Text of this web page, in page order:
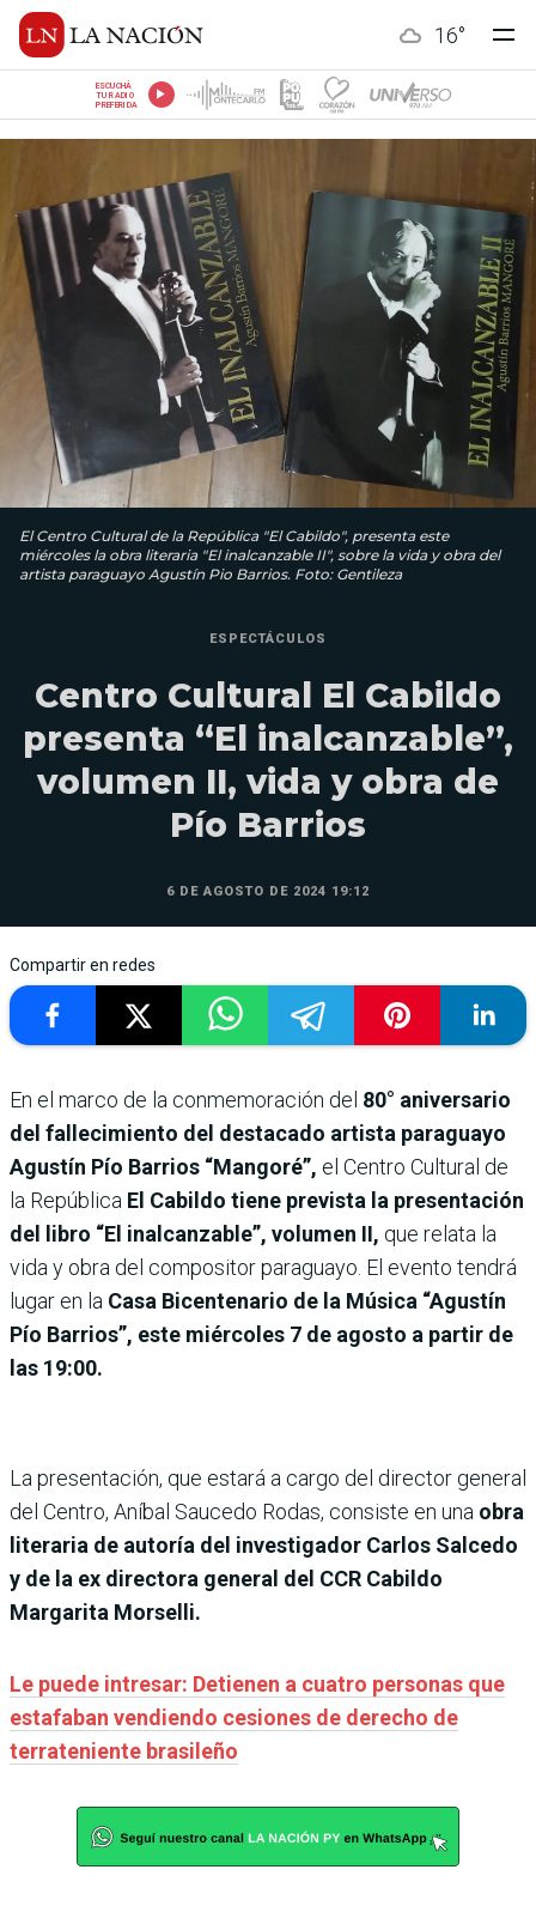
16°
ESCUCHÁ
TU RADIO
PREFERIDA
El Centro Cultural de la República "El Cabildo", presenta este
miércoles la obra literaria "El inalcanzable II", sobre la vida y obra del
artista paraguayo Agustín Pio Barrios. Foto: Gentileza
ESPECTÁCULOS
Centro Cultural El Cabildo
presenta “El inalcanzable”,
volumen II, vida y obra de
Pío Barrios
6 DE AGOSTO DE 2024 19:12
Compartir en redes
En el marco de la conmemoración del 80° aniversario
del fallecimiento del destacado artista paraguayo
Agustín Pío Barrios “Mangoré”, el Centro Cultural de
la República El Cabildo tiene prevista la presentación
del libro “El inalcanzable”, volumen II, que relata la
vida y obra del compositor paraguayo. El evento tendrá
lugar en la Casa Bicentenario de la Música “Agustín
Pío Barrios”, este miércoles 7 de agosto a partir de
las 19:00.
La presentación, que estará a cargo del director general
del Centro, Aníbal Saucedo Rodas, consiste en una obra
literaria de autoría del investigador Carlos Salcedo
y de la ex directora general del CCR Cabildo
Margarita Morselli.
Le puede intresar: Detienen a cuatro personas que
estafaban vendiendo cesiones de derecho de
terrateniente brasileño